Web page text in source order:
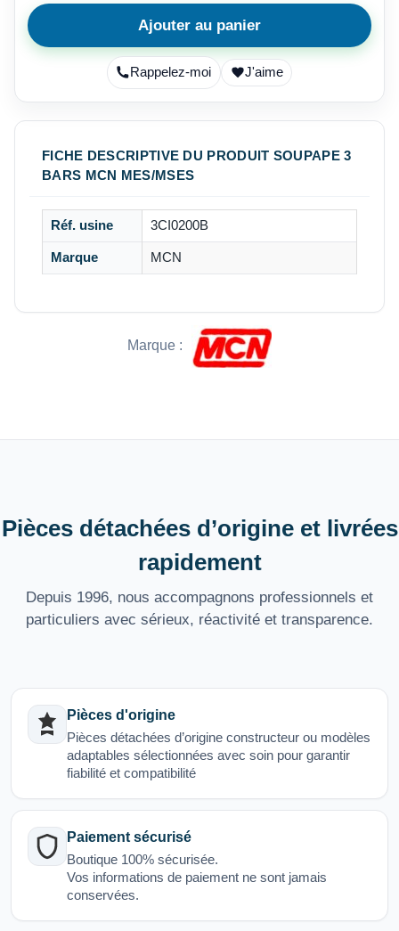
Ajouter au panier
Rappelez-moi J'aime
FICHE DESCRIPTIVE DU PRODUIT SOUPAPE 3
BARS MCN MES/MSES
Réf. usine 3CI0200B
Marque MCN
Marque :
Pièces détachées d’origine et livrées
rapidement
Depuis 1996, nous accompagnons professionnels et
particuliers avec sérieux, réactivité et transparence.
Pièces d'origine
Pièces détachées d’origine constructeur ou modèles
adaptables sélectionnées avec soin pour garantir
fiabilité et compatibilité
Paiement sécurisé
Boutique 100% sécurisée.
Vos informations de paiement ne sont jamais
conservées.